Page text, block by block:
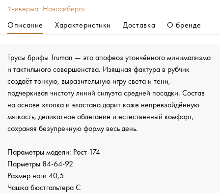
Универмаг Новосибирск
Описание
Характеристики Доставка О бренде
Трусы брифы Truman — это апофеоз утончённого минимализма
и тактильного совершенства. Изящная фактура в рубчик
создаёт тонкую, выразительную игру света и тени,
подчеркивая чистоту линий силуэта средней посадки. Состав
на основе хлопка и эластана дарит коже непревзойдённую
мягкость, деликатное облегание и естественный комфорт,
сохраняя безупречную форму весь день.
Параметры модели: Рост 174
Парметры 84-64-92
Размер ноги 40,5
Чашка бюстгальтера С